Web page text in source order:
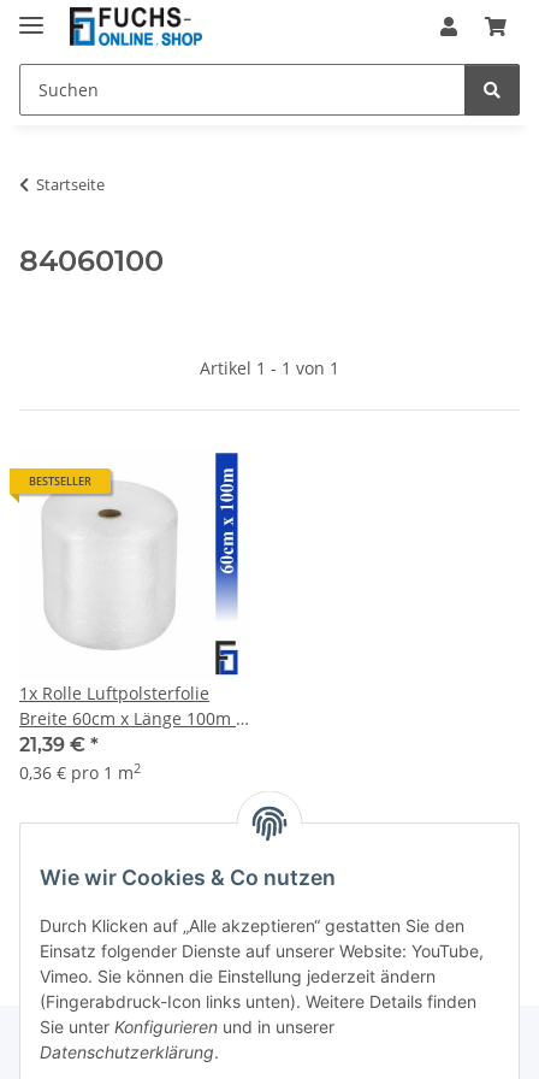
Wie wir Cookies & Co nutzen
Durch Klicken auf „Alle akzeptieren“ gestatten Sie den
Einsatz folgender Dienste auf unserer Website: YouTube,
Vimeo. Sie können die Einstellung jederzeit ändern
(Fingerabdruck-Icon links unten). Weitere Details finden
Sie unter Konfigurieren und in unserer
Datenschutzerklärung.
Startseite
84060100
Artikel 1 - 1 von 1
BESTSELLER
1x Rolle Luftpolsterfolie
Breite 60cm x Länge 100m /
50my
21,39 € *
0,36 € pro 1 m2
Artikel 1 - 1 von 1